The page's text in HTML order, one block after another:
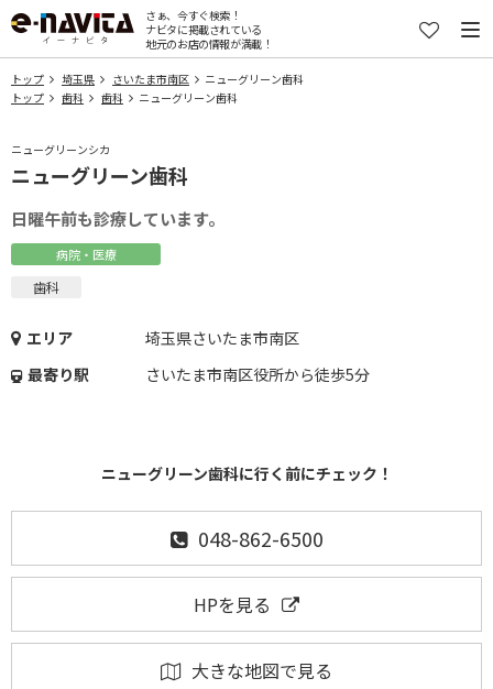
さぁ、今すぐ検索！
ナビタに掲載されている
地元のお店の情報が満載！
トップ 埼玉県 さいたま市南区
ニューグリーン歯科
トップ
歯科 歯科 ニューグリーン歯科
ニューグリーンシカ
ニューグリーン歯科
日曜午前も診療しています。
病院・医療
歯科
エリア
埼玉県さいたま市南区
最寄り駅
さいたま市南区役所から徒歩5分
ニューグリーン歯科に行く前にチェック！
048-862-6500
HPを見る
大きな地図で見る